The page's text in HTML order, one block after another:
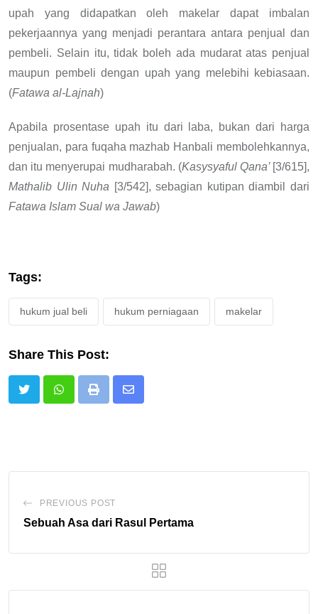
upah yang didapatkan oleh makelar dapat imbalan
pekerjaannya yang menjadi perantara antara penjual dan
pembeli. Selain itu, tidak boleh ada mudarat atas penjual
maupun pembeli dengan upah yang melebihi kebiasaan.
(Fatawa al-Lajnah)
Apabila prosentase upah itu dari laba, bukan dari harga
penjualan, para fuqaha mazhab Hanbali membolehkannya,
dan itu menyerupai mudharabah. (Kasysyaful Qana’ [3/615],
Mathalib Ulin Nuha [3/542], sebagian kutipan diambil dari
Fatawa Islam Sual wa Jawab)
Tags:
hukum jual beli hukum perniagaan makelar
Share This Post:
Print
Share
PREVIOUS POST
Sebuah Asa dari Rasul Pertama